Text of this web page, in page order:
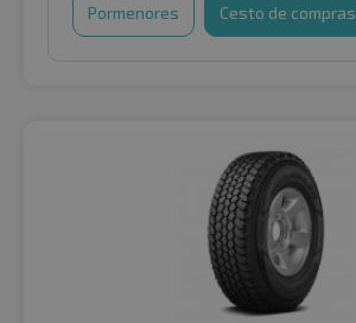
Pormenores Cesto de compras